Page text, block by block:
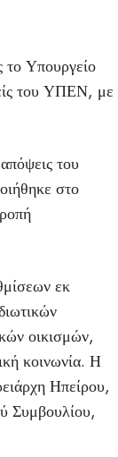
Υπουργείο
του ΥΠΕΝ, με
του
στο
εκ
οικισμών,
κοινωνία. Η
Ηπείρου,
Συμβουλίου,